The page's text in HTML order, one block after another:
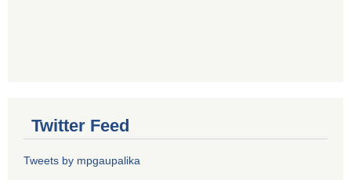
Twitter Feed
Tweets by mpgaupalika